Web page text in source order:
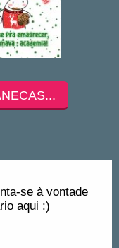
se à vontade
aqui :)